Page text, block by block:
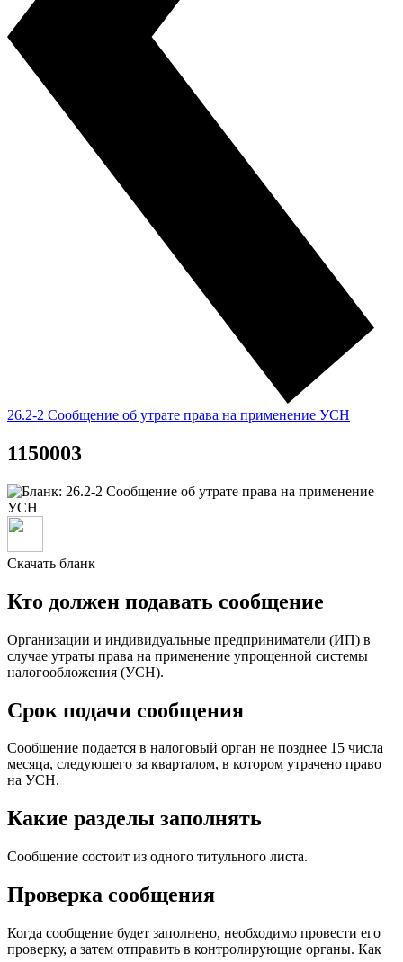
26.2-2 Сообщение об утрате права на применение УСН
1150003
Скачать бланк
Кто должен подавать сообщение
Организации и индивидуальные предприниматели (ИП) в
случае утраты права на применение упрощенной системы
налогообложения (УСН).
Срок подачи сообщения
Сообщение подается в налоговый орган не позднее 15 числа
месяца, следующего за кварталом, в котором утрачено право
на УСН.
Какие разделы заполнять
Сообщение состоит из одного титульного листа.
Проверка сообщения
Когда сообщение будет заполнено, необходимо провести его
проверку, а затем отправить в контролирующие органы. Как